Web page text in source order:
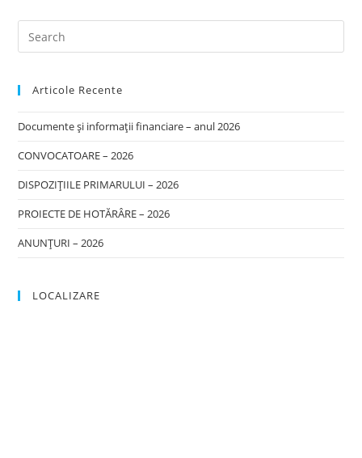
Articole Recente
Documente și informații financiare – anul 2026
CONVOCATOARE – 2026
DISPOZIȚIILE PRIMARULUI – 2026
PROIECTE DE HOTĂRÂRE – 2026
ANUNȚURI – 2026
LOCALIZARE